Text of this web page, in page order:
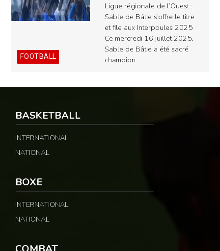
FOOTBALL
Ligue régionale de l’Ouest :
Sable de Bâtie s’offre le titre
et file aux Interpoules 2025
Ce mercredi 16 juillet 2025,
Sable de Bâtie a été sacré
champion…
BASKETBALL
INTERNATIONAL
NATIONAL
BOXE
INTERNATIONAL
NATIONAL